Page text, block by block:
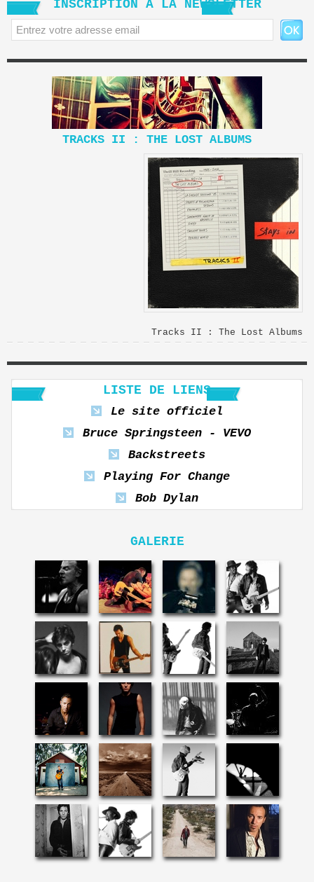
INSCRIPTION À LA NEWSLETTER
TRACKS II : THE LOST ALBUMS
Tracks II : The Lost Albums
LISTE DE LIENS
Le site officiel
Bruce Springsteen - VEVO
Backstreets
Playing For Change
Bob Dylan
GALERIE